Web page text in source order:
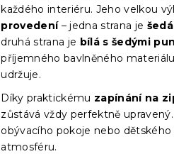
každého interiéru. Jeho velkou
provedení– jedna strana je
druhá strana je bílá s šedými
příjemného bavlněného
udržuje.
Díky praktickému zapínání na
zůstává vždy perfektně
obývacího pokoje nebo
atmosféru.